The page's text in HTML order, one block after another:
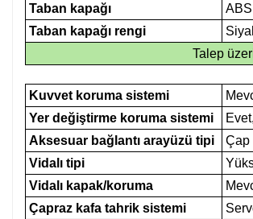
Taban kapağı
ABS
Taban kapağı rengi
Talep
Kuvvet koruma sistemi
Yer değiştirme koruma sistemi
Aksesuar bağlantı arayüzü tipi
Çap
Vidalı tipi
Vidalı kapak/koruma
Çapraz kafa tahrik sistemi